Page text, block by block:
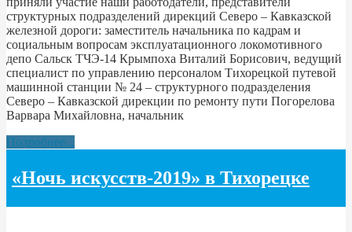
структурных подразделений дирекций Северо – Кавказской
железной дороги: заместитель начальника по кадрам и
социальным вопросам эксплуатационного локомотивного
депо Сальск ТЧЭ-14 Крымпоха Виталий Борисович, ведущий
специалист по управлению персоналом Тихорецкой путевой
машинной станции № 24 – структурного подразделения
Северо – Кавказской дирекции по ремонту пути Погорелова
Варвара Михайловна, начальник
Подробнее...
«Ночь искусств-2019» в Тихорецке